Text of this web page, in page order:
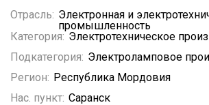
Отрасль: Электронная и
промышленность
Категория: Электротехническое
Подкатегория: Электроламповое
Регион: Республика Мордовия
Нас. пункт: Саранск